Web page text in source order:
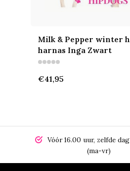
Milk & Pepper winter
harnas Inga Zwart
€41,95
Vóór 16.00 uur, zelfde
(ma-vr)